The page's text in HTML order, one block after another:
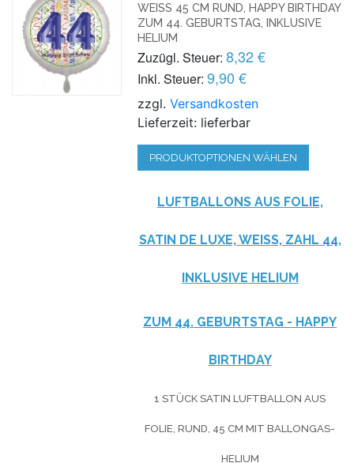
WEISS 45 CM RUND, HAPPY BIRTHDAY Z
UM 44. GEBURTSTAG, INKLUSIVE H
ELIUM
Zuzügl. Steuer: 8,32 €
Inkl. Steuer: 9,90 €
zzgl.Versandkosten
Lieferzeit: lieferbar
PRODUKTOPTIONEN WÄHLEN
LUFTBALLONS AUS FOLIE,
SATIN DE LUXE, WEISS, ZAHL 44, I
NKLUSIVE HELIUM
ZUM 44. GEBURTSTAG - HAPPY
BIRTHDAY
1 STÜCK SATIN LUFTBALLON AUS
FOLIE, RUND, 45 CM MIT BALLONGAS-
HELIUM